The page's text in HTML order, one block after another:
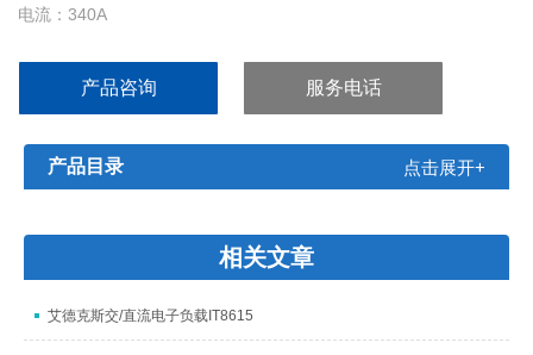
电流：340A
产品咨询 服务电话
产品目录 点击展开+
相关文章
艾德克斯交/直流电子负载IT8615